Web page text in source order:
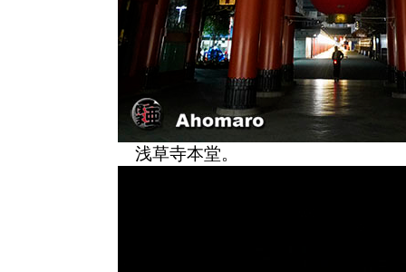
浅草寺本堂。